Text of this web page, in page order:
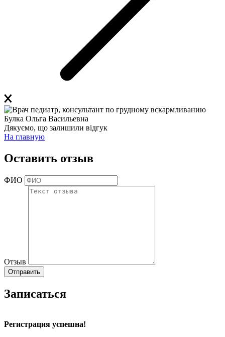
Дякуємо, що залишили відгук
На главную
Оставить отзыв
ФИО
Отзыв
Записаться
Регистрация успешна!